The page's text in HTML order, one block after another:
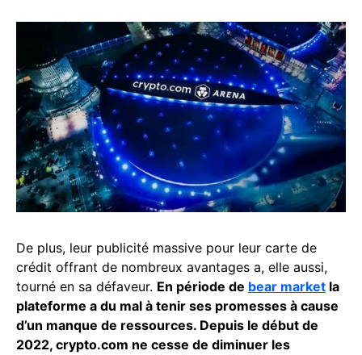
De plus, leur publicité massive pour leur carte de
crédit offrant de nombreux avantages a, elle aussi,
tourné en sa défaveur. En période de bear market la
plateforme a du mal à tenir ses promesses à cause
d’un manque de ressources. Depuis le début de
2022, crypto.com ne cesse de diminuer les